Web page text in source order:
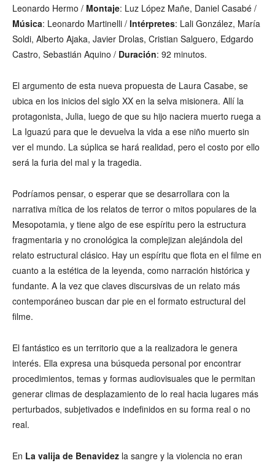
Leonardo Hermo / Montaje: Luz López Mañe, Daniel Casabé /
Música: Leonardo Martinelli / Intérpretes: Lali González, María
Soldi, Alberto Ajaka, Javier Drolas, Cristian Salguero, Edgardo
Castro, Sebastián Aquino / Duración: 92 minutos.
El argumento de esta nueva propuesta de Laura Casabe, se
ubica en los inicios del siglo XX en la selva misionera. Allí la
protagonista, Julia, luego de que su hijo naciera muerto ruega a
La Iguazú para que le devuelva la vida a ese niño muerto sin
ver el mundo. La súplica se hará realidad, pero el costo por ello
será la furia del mal y la tragedia.
Podríamos pensar, o esperar que se desarrollara con la
narrativa mítica de los relatos de terror o mitos populares de la
Mesopotamia, y tiene algo de ese espíritu pero la estructura
fragmentaria y no cronológica la complejizan alejándola del
relato estructural clásico. Hay un espíritu que flota en el filme en
cuanto a la estética de la leyenda, como narración histórica y
fundante. A la vez que claves discursivas de un relato más
contemporáneo buscan dar pie en el formato estructural del
filme.
El fantástico es un territorio que a la realizadora le genera
interés. Ella expresa una búsqueda personal por encontrar
procedimientos, temas y formas audiovisuales que le permitan
generar climas de desplazamiento de lo real hacia lugares más
perturbados, subjetivados e indefinidos en su forma real o no
real.
En La valija de Benavidez la sangre y la violencia no eran